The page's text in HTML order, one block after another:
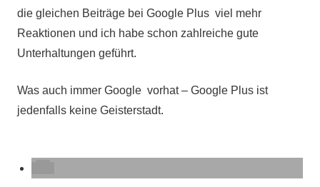
die gleichen Beiträge bei Google Plus viel mehr
Reaktionen und ich habe schon zahlreiche gute
Unterhaltungen geführt.
Was auch immer Google vorhat – Google Plus ist
jedenfalls keine Geisterstadt.